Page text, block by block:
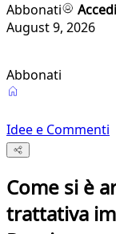
Abbonati
Accedi
August 9, 2026
Abbonati
Idee e Commenti
Come si è
trattativa